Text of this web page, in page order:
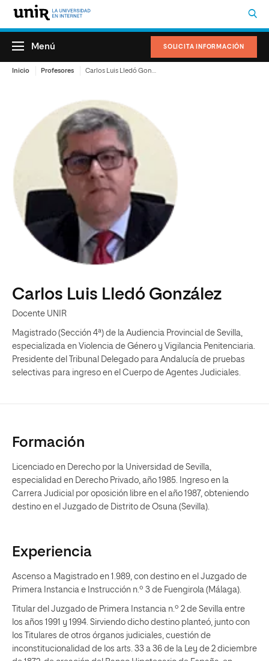
SOLICITA INFORMACIÓN
Menú
Inicio Profesores
Carlos Luis Lledó González
Docente UNIR
Magistrado (Sección 4ª) de la Audiencia Provincial de Sevilla,
especializada en Violencia de Género y Vigilancia Penitenciaria.
Presidente del Tribunal Delegado para Andalucía de pruebas
selectivas para ingreso en el Cuerpo de Agentes Judiciales.
Formación
Licenciado en Derecho por la Universidad de Sevilla,
especialidad en Derecho Privado, año 1985. Ingreso en la
Carrera Judicial por oposición libre en el año 1987, obteniendo
destino en el Juzgado de Distrito de Osuna (Sevilla).
Experiencia
Ascenso a Magistrado en 1.989, con destino en el Juzgado de
Primera Instancia e Instrucción n.º 3 de Fuengirola (Málaga).
Titular del Juzgado de Primera Instancia n.º 2 de Sevilla entre
los años 1991 y 1994. Sirviendo dicho destino planteó, junto con
los Titulares de otros órganos judiciales, cuestión de
inconstitucionalidad de los arts. 33 a 36 de la Ley de 2 diciembre